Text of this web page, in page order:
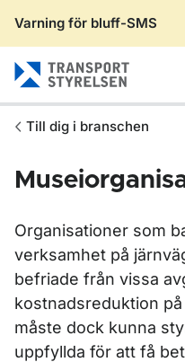
Varning för bluff-SMS
Till dig i branschen
Organisationer som
verksamhet på
befriade från vissa
kostnadsreduktion
måste dock kunna
uppfyllda för att få